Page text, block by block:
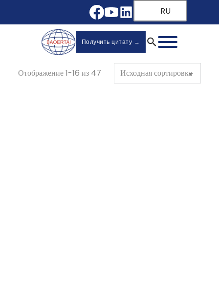
RU
Получить цитату →
Отображение 1-16 из 47